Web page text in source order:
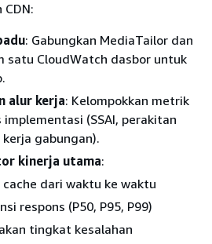
: Gabungkan MediaTailor dan
satu CloudWatch dasbor untuk
alur kerja: Kelompokkan metrik
(SSAI, perakitan
gabungan).
kinerja utama:
dari waktu ke waktu
respons (P50, P95, P99)
tingkat kesalahan